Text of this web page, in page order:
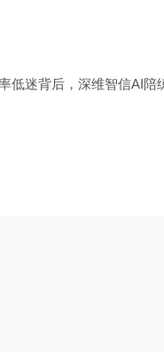
低迷背后，深维智信AI陪